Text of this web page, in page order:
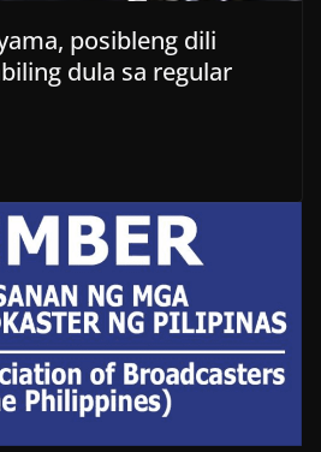
posibleng dili
dula sa regular